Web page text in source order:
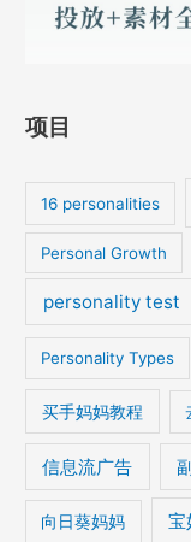
项目
16 personalities
Personal Growth
personality test
Personality Types
买手妈妈教程
信息流广告
向日葵妈妈 宝